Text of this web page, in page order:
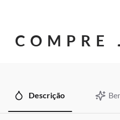
COMPRE
Descrição